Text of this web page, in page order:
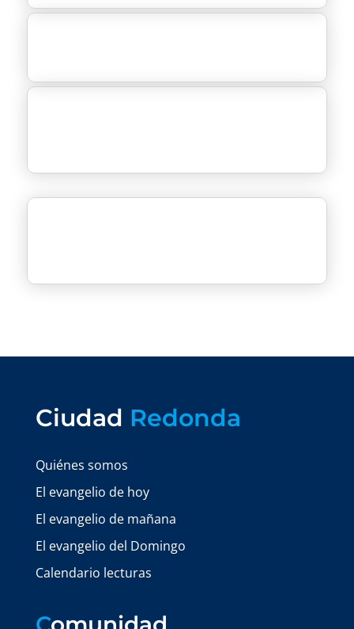
Ciudad Redonda
Quiénes somos
El evangelio de hoy
El evangelio de mañana
El evangelio del Domingo
Calendario lecturas